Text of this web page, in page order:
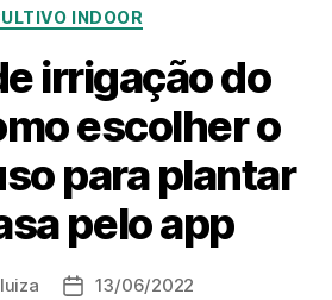
INDOOR
irrigação do
escolher o
para plantar
pelo app
luiza
13/06/2022